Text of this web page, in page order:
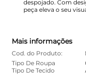
despojado. Com
peça eleva o seu
Mais informações
Cod. do Produto:
Tipo De Roupa
Tipo De Tecido